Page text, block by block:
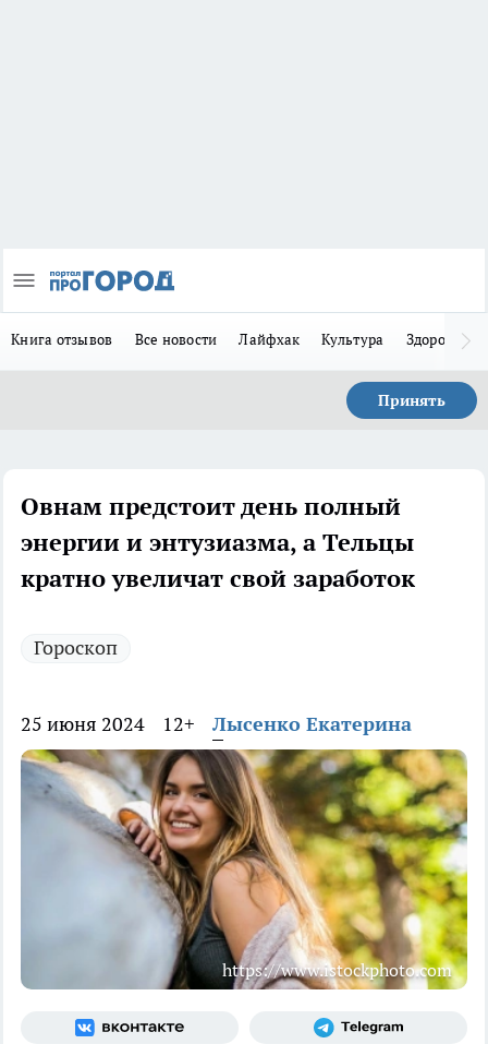
Книга отзывов Все новости Лайфхак Культура Здоровье
Принять
Овнам предстоит день полный
энергии и энтузиазма, а Тельцы
кратно увеличат свой заработок
Гороскоп
25 июня 2024 12+ Лысенко Екатерина
https://www.istockphoto.com